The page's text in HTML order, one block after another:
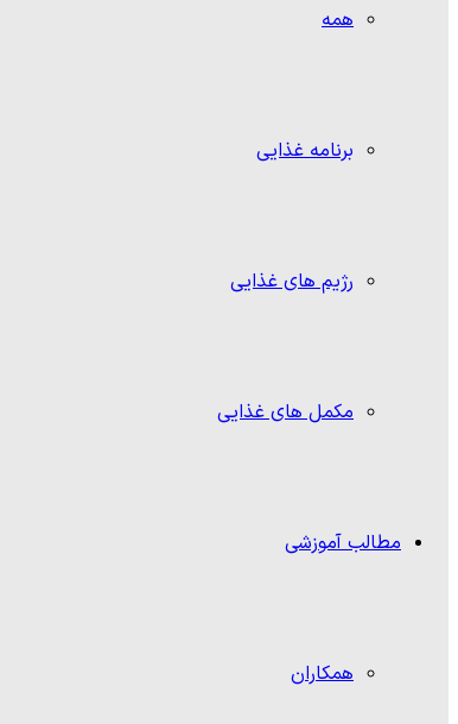
همه
برنامه غذایی
رژیم های غذایی
مکمل های غذایی
مطالب آموزشی
همکاران